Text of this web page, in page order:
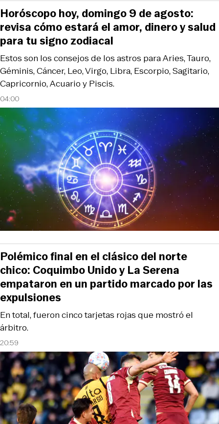
04:00
Estos son los consejos de los astros para Aries, Tauro,
Géminis, Cáncer, Leo, Virgo, Libra, Escorpio, Sagitario,
Capricornio, Acuario y Piscis.
Horóscopo hoy, domingo 9 de agosto:
revisa cómo estará el amor, dinero y salud
para tu signo zodiacal
20:59
En total, fueron cinco tarjetas rojas que mostró el
árbitro.
Polémico final en el clásico del norte
chico: Coquimbo Unido y La Serena
empataron en un partido marcado por las
expulsiones